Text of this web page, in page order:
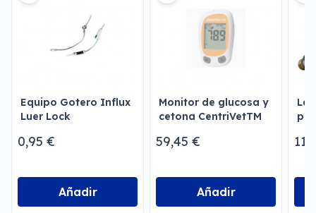
Equipo Gotero Influx
Luer Lock
0,95 €
Añadir
Monitor de glucosa y
cetona CentriVetTM
59,45 €
Añadir